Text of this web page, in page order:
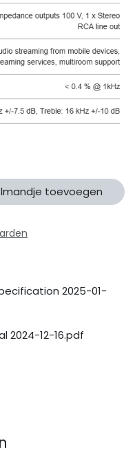
toevoegen
2025-01-
2024-12-16.pdf